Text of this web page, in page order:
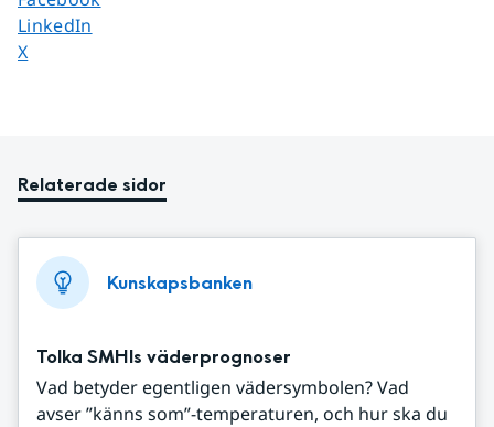
Dela sidan på
LinkedIn
Dela sidan på
X
Relaterade sidor
Kunskapsbanken
Tolka SMHIs väderprognoser
Vad betyder egentligen vädersymbolen? Vad
avser ”känns som”-temperaturen, och hur ska du